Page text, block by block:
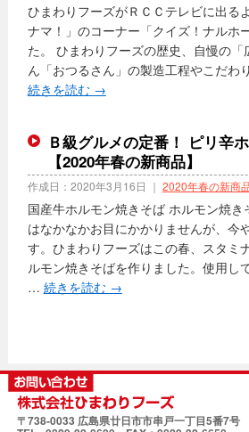
ひまわりフーズがＲＣＣテレビに出る
ナマ！」のコーナー「クイズ！ナルホ
た。 ひまわりフーズの歴史、自慢の
ん「おつるさん」の製造工程やこだ
続きを読む →
Ｂ級グルメの定番！ ピリ辛
【2020年春の新商品】
作成日： 2020年3月16日 ｜ 2020年春の新商
国産牛ホルモン焼きそば ホルモン焼
はなかなかお目にかかりませんが、今
す。ひまわりフーズはこの春、スタミ
ルモン焼きそばを作りました。使用し
… 続きを読む →
〒738‐0033 広島県廿日市市串戸一丁目5番7号